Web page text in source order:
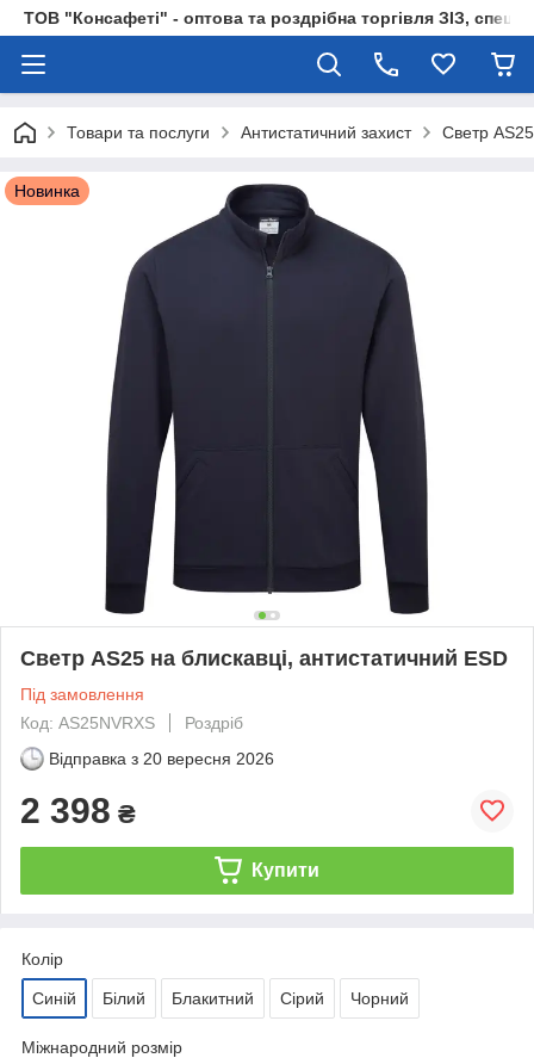
ТОВ "Консафеті" - оптова та роздрібна торгівля ЗІЗ,
Товари та послуги Антистатичний захист Светр
Новинка
Светр AS25 на блискавці, антистатичний ESD
Під замовлення
Код: AS25NVRXS
Роздріб
Відправка з 20 вересня 2026
2 398 ₴
Купити
Колір
Синій Білий Блакитний Сірий Чорний
Міжнародний розмір